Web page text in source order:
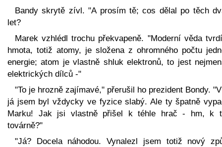
Bandy skrytě zívl. "A prosím tě; cos dělal po těch
let?
Marek vzhlédl trochu překvapeně. "Moderní věda
hmota, totiž atomy, je složena z ohromného počtu
energie; atom je vlastně shluk elektronů, to jest
elektrických dílců -"
"To je hrozně zajímavé," přerušil ho prezident Bondy.
já jsem byl vždycky ve fyzice slabý. Ale ty špatně
Marku! Jak jsi vlastně přišel k téhle hrač - hm, k
továrně?"
"Já? Docela náhodou. Vynalezl jsem totiž nový